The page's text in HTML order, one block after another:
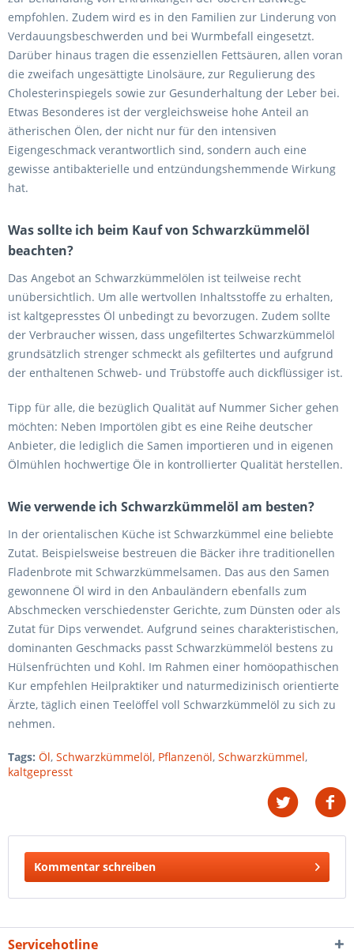
empfohlen. Zudem wird es in den Familien zur Linderung von
Verdauungsbeschwerden und bei Wurmbefall eingesetzt.
Darüber hinaus tragen die essenziellen Fettsäuren, allen voran
die zweifach ungesättigte Linolsäure, zur Regulierung des
Cholesterinspiegels sowie zur Gesunderhaltung der Leber bei.
Etwas Besonderes ist der vergleichsweise hohe Anteil an
ätherischen Ölen, der nicht nur für den intensiven
Eigengeschmack verantwortlich sind, sondern auch eine
gewisse antibakterielle und entzündungshemmende Wirkung
hat.
Was sollte ich beim Kauf von Schwarzkümmelöl
beachten?
Das Angebot an Schwarzkümmelölen ist teilweise recht
unübersichtlich. Um alle wertvollen Inhaltsstoffe zu erhalten,
ist kaltgepresstes Öl unbedingt zu bevorzugen. Zudem sollte
der Verbraucher wissen, dass ungefiltertes Schwarzkümmelöl
grundsätzlich strenger schmeckt als gefiltertes und aufgrund
der enthaltenen Schweb- und Trübstoffe auch dickflüssiger ist.
Tipp für alle, die bezüglich Qualität auf Nummer Sicher gehen
möchten: Neben Importölen gibt es eine Reihe deutscher
Anbieter, die lediglich die Samen importieren und in eigenen
Ölmühlen hochwertige Öle in kontrollierter Qualität herstellen.
Wie verwende ich Schwarzkümmelöl am besten?
In der orientalischen Küche ist Schwarzkümmel eine beliebte
Zutat. Beispielsweise bestreuen die Bäcker ihre traditionellen
Fladenbrote mit Schwarzkümmelsamen. Das aus den Samen
gewonnene Öl wird in den Anbauländern ebenfalls zum
Abschmecken verschiedenster Gerichte, zum Dünsten oder als
Zutat für Dips verwendet. Aufgrund seines charakteristischen,
dominanten Geschmacks passt Schwarzkümmelöl bestens zu
Hülsenfrüchten und Kohl. Im Rahmen einer homöopathischen
Kur empfehlen Heilpraktiker und naturmedizinisch orientierte
Ärzte, täglich einen Teelöffel voll Schwarzkümmelöl zu sich zu
nehmen.
Tags: Öl, Schwarzkümmelöl, Pflanzenöl, Schwarzkümmel,
kaltgepresst
Kommentar schreiben
Servicehotline